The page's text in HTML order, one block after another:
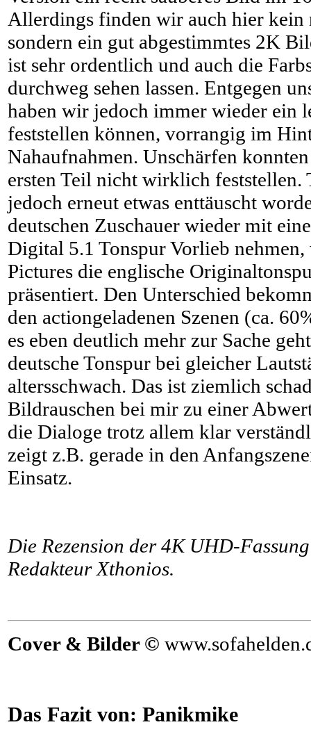
Allerdings finden wir auch hier
sondern ein gut abgestimmtes 2K
ist sehr ordentlich und auch die
durchweg sehen lassen. Entgegen
haben wir jedoch immer wieder ein
feststellen können, vorrangig im
Nahaufnahmen. Unschärfen
ersten Teil nicht wirklich feststellen.
jedoch erneut etwas enttäuscht
deutschen Zuschauer wieder mit
Digital 5.1 Tonspur Vorlieb
Pictures die englische
präsentiert. Den Unterschied
den actiongeladenen Szenen (ca.
es eben deutlich mehr zur Sache
deutsche Tonspur bei gleicher
altersschwach. Das ist ziemlich
Bildrauschen bei mir zu einer
die Dialoge trotz allem klar
zeigt z.B. gerade in den
Einsatz.
Die Rezension der 4K UHD-
Redakteur Xthonios.
Cover & Bilder ©
Das Fazit von: Panikmike